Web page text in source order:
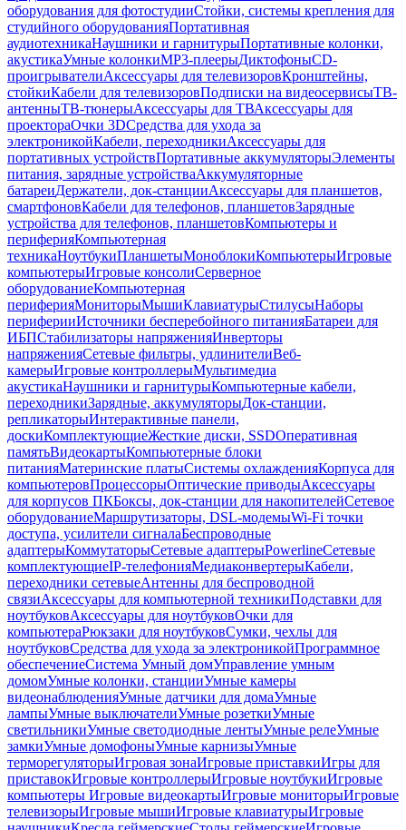
оборудования для фотостудииСтойки, системы крепления для
студийного оборудованияПортативная
аудиотехникаНаушники и гарнитурыПортативные колонки,
акустикаУмные колонкиMP3-плеерыДиктофоныCD-
проигрывателиАксессуары для телевизоровКронштейны,
стойкиКабели для телевизоровПодписки на видеосервисыТВ-
антенныТВ-тюнерыАксессуары для ТВАксессуары для
проектораОчки 3DСредства для ухода за
электроникойКабели, переходникиАксессуары для
портативных устройствПортативные аккумуляторыЭлементы
питания, зарядные устройстваАккумуляторные
батареиДержатели, док-станцииАксессуары для планшетов,
смартфоновКабели для телефонов, планшетовЗарядные
устройства для телефонов, планшетовКомпьютеры и
периферияКомпьютерная
техникаНоутбукиПланшетыМоноблокиКомпьютерыИгровые
компьютерыИгровые консолиСерверное
оборудованиеКомпьютерная
периферияМониторыМышиКлавиатурыСтилусыНаборы
периферииИсточники бесперебойного питанияБатареи для
ИБПСтабилизаторы напряженияИнверторы
напряженияСетевые фильтры, удлинителиВеб-
камерыИгровые контроллерыМультимедиа
акустикаНаушники и гарнитурыКомпьютерные кабели,
переходникиЗарядные, аккумуляторыДок-станции,
репликаторыИнтерактивные панели,
доскиКомплектующиеЖесткие диски, SSDОперативная
памятьВидеокартыКомпьютерные блоки
питанияМатеринские платыСистемы охлажденияКорпуса для
компьютеровПроцессорыОптические приводыАксессуары
для корпусов ПКБоксы, док-станции для накопителейСетевое
оборудованиеМаршрутизаторы, DSL-модемыWi-Fi точки
доступа, усилители сигналаБеспроводные
адаптерыКоммутаторыСетевые адаптерыPowerlineСетевые
комплектующиеIP-телефонияМедиаконвертерыКабели,
переходники сетевыеАнтенны для беспроводной
связиАксессуары для компьютерной техникиПодставки для
ноутбуковАксессуары для ноутбуковОчки для
компьютераРюкзаки для ноутбуковСумки, чехлы для
ноутбуковСредства для ухода за электроникойПрограммное
обеспечениеСистема Умный домУправление умным
домомУмные колонки, станцииУмные камеры
видеонаблюденияУмные датчики для домаУмные
лампыУмные выключателиУмные розеткиУмные
светильникиУмные светодиодные лентыУмные релеУмные
замкиУмные домофоныУмные карнизыУмные
терморегуляторыИгровая зонаИгровые приставкиИгры для
приставокИгровые контроллерыИгровые ноутбукиИгровые
компьютеры Игровые видеокартыИгровые мониторыИгровые
телевизорыИгровые мышиИгровые клавиатурыИгровые